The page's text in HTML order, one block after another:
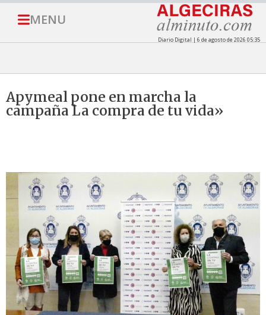
MENU
Diario Digital | 6 de agosto de 2026 05:35
Apymeal pone en marcha la
campaña La compra de tu vida»